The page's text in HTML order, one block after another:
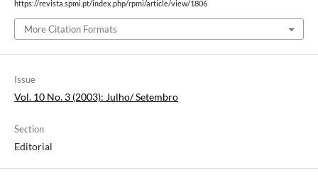
https://revista.spmi.pt/index.php/rpmi/article/view/1806
More Citation Formats
Issue
Vol. 10 No. 3 (2003): Julho/ Setembro
Section
Editorial